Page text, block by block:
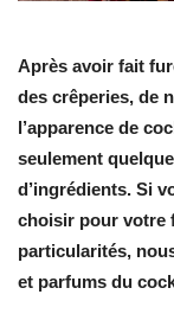
Après avoir fait
des crêperies, de
l’apparence de
seulement
d’ingrédients. Si
choisir pour votre
particularités,
et parfums du